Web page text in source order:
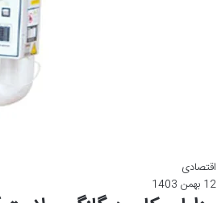
اقتصادی
12 بهمن 1403